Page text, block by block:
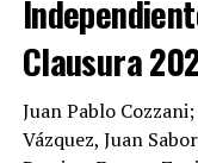
Clausura
Juan Pablo
Vázquez, Juan